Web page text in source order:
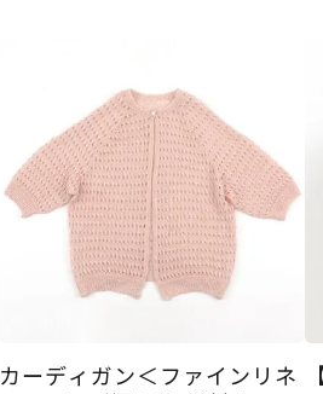
カーディガン＜ファインリネ